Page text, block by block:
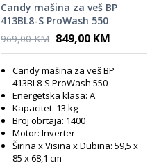
Candy mašina za veš BP
413BL8-S ProWash 550
969,00 KM 849,00 KM
Candy mašina za veš BP
413BL8-S ProWash 550
Energetska klasa: A
Kapacitet: 13 kg
Broj obrtaja: 1400
Motor: Inverter
Širina x Visina x Dubina: 59,5 x
85 x 68,1 cm